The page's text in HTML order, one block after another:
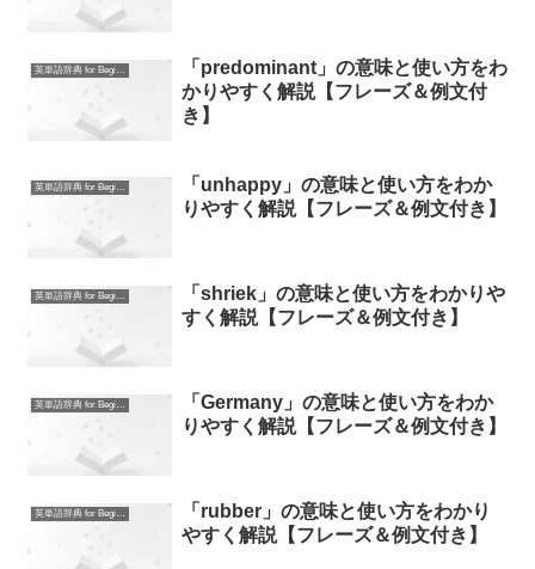
英単語辞典 for Beginners
「predominant」の意味と使い方をわ
かりやすく解説【フレーズ＆例文付
き】
英単語辞典 for Beginners
「unhappy」の意味と使い方をわか
りやすく解説【フレーズ＆例文付き】
英単語辞典 for Beginners
「shriek」の意味と使い方をわかりや
すく解説【フレーズ＆例文付き】
英単語辞典 for Beginners
「Germany」の意味と使い方をわか
りやすく解説【フレーズ＆例文付き】
英単語辞典 for Beginners
「rubber」の意味と使い方をわかり
やすく解説【フレーズ＆例文付き】